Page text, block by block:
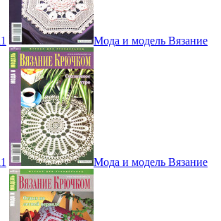
Мода и модель Вязание
Мода и модель Вязание